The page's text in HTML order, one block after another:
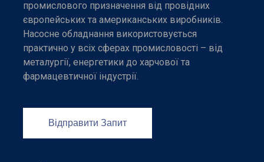
промислового призначення від провідних
європейських та американських виробників.
Насосне обладнання використовується
практично у всіх сферах промисловості – від
металургії, енергетики до харчової та
фармацевтичної індустрії.
Відправити Запит